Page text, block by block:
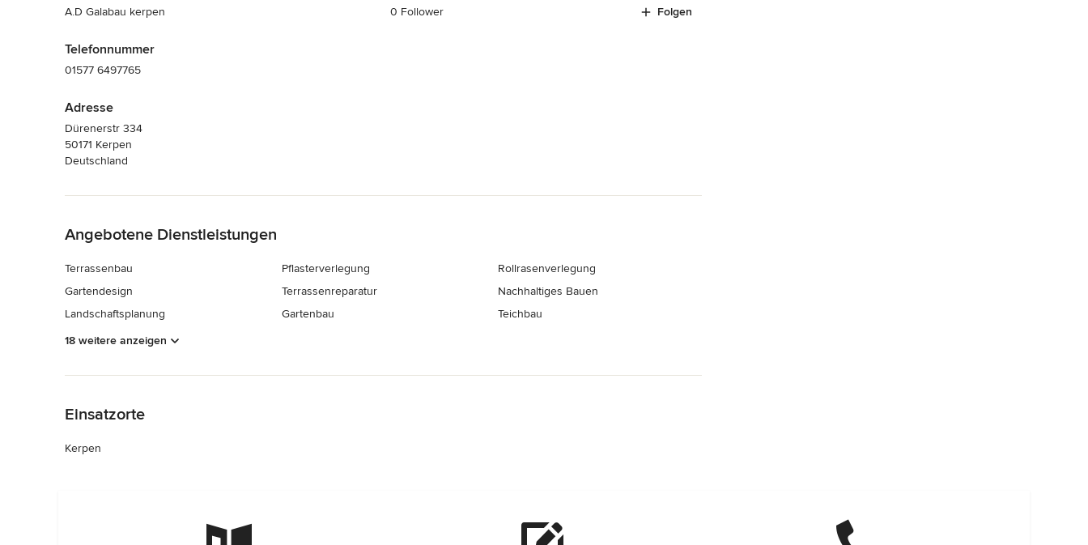
A.D Galabau kerpen
Telefonnummer
01577 6497765
Adresse
Dürenerstr 334
50171 Kerpen
Deutschland
0 Follower Folgen
Angebotene Dienstleistungen
Terrassenbau
Gartendesign
Landschaftsplanung
Pflasterverlegung
Terrassenreparatur
Gartenbau
Rollrasenverlegung
Nachhaltiges Bauen
Teichbau
18 weitere anzeigen
Einsatzorte
Kerpen